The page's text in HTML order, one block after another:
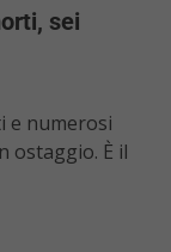
sei
e numerosi
ostaggio. È il